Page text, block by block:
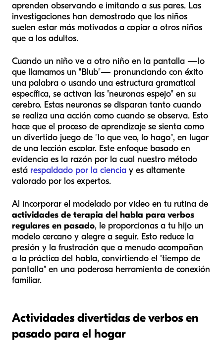
aprenden observando e imitando a sus pares. Las
investigaciones han demostrado que los niños
suelen estar más motivados a copiar a otros niños
que a los adultos.
Cuando un niño ve a otro niño en la pantalla —lo
que llamamos un "Blub"— pronunciando con éxito
una palabra o usando una estructura gramatical
específica, se activan las "neuronas espejo" en su
cerebro. Estas neuronas se disparan tanto cuando
se realiza una acción como cuando se observa. Esto
hace que el proceso de aprendizaje se sienta como
un divertido juego de "lo que veo, lo hago", en lugar
de una lección escolar. Este enfoque basado en
evidencia es la razón por la cual nuestro método
está respaldado por la ciencia y es altamente
valorado por los expertos.
Al incorporar el modelado por video en tu rutina de
actividades de terapia del habla para verbos
regulares en pasado, le proporcionas a tu hijo un
modelo cercano y alegre a seguir. Esto reduce la
presión y la frustración que a menudo acompañan
a la práctica del habla, convirtiendo el "tiempo de
pantalla" en una poderosa herramienta de conexión
familiar.
Actividades divertidas de verbos en
pasado para el hogar